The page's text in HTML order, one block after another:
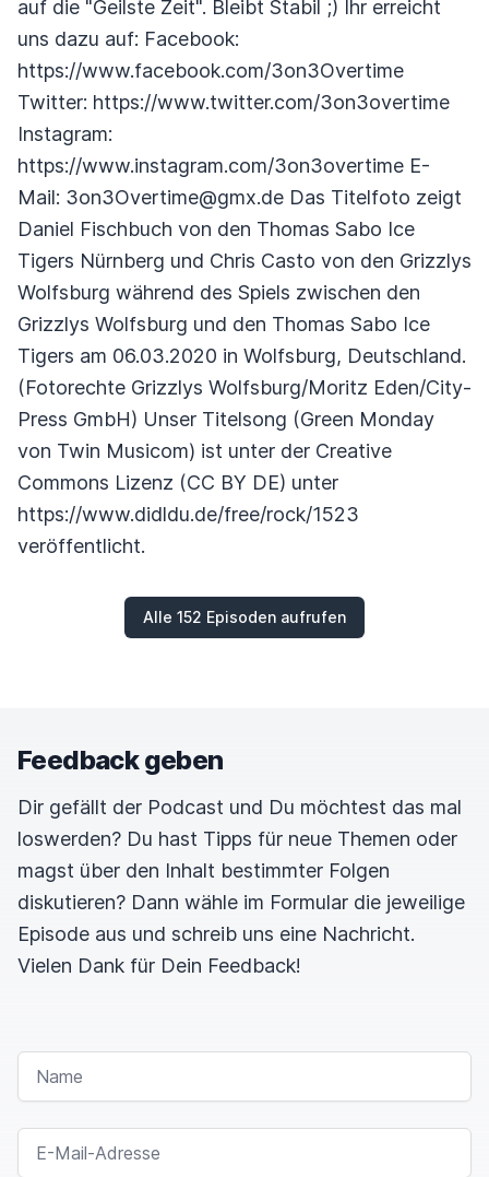
auf die "Geilste Zeit". Bleibt Stabil ;) Ihr erreicht
uns dazu auf: Facebook:
https://www.facebook.com/3on3Overtime
Twitter: https://www.twitter.com/3on3overtime
Instagram:
https://www.instagram.com/3on3overtime E-
Mail: 3on3Overtime@gmx.de Das Titelfoto zeigt
Daniel Fischbuch von den Thomas Sabo Ice
Tigers Nürnberg und Chris Casto von den Grizzlys
Wolfsburg während des Spiels zwischen den
Grizzlys Wolfsburg und den Thomas Sabo Ice
Tigers am 06.03.2020 in Wolfsburg, Deutschland.
(Fotorechte Grizzlys Wolfsburg/Moritz Eden/City-
Press GmbH) Unser Titelsong (Green Monday
von Twin Musicom) ist unter der Creative
Commons Lizenz (CC BY DE) unter
https://www.didldu.de/free/rock/1523
veröffentlicht.
Alle 152 Episoden aufrufen
Feedback geben
Dir gefällt der Podcast und Du möchtest das mal
loswerden? Du hast Tipps für neue Themen oder
magst über den Inhalt bestimmter Folgen
diskutieren? Dann wähle im Formular die jeweilige
Episode aus und schreib uns eine Nachricht.
Vielen Dank für Dein Feedback!
NAME
E-MAIL-ADRESSE